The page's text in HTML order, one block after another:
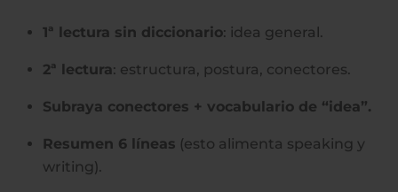
1ª lectura sin diccionario: idea general.
2ª lectura: estructura, postura, conectores.
Subraya conectores + vocabulario de “idea”.
Resumen 6 líneas (esto alimenta speaking y
writing).